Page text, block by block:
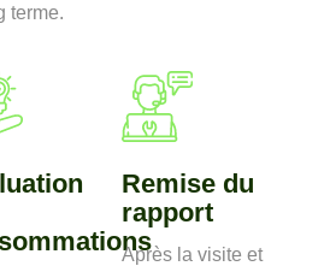
terme.
Remise du
rapport
Après la visite et